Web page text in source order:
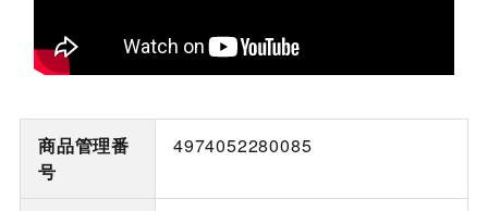
商品管理番
号
4974052280085